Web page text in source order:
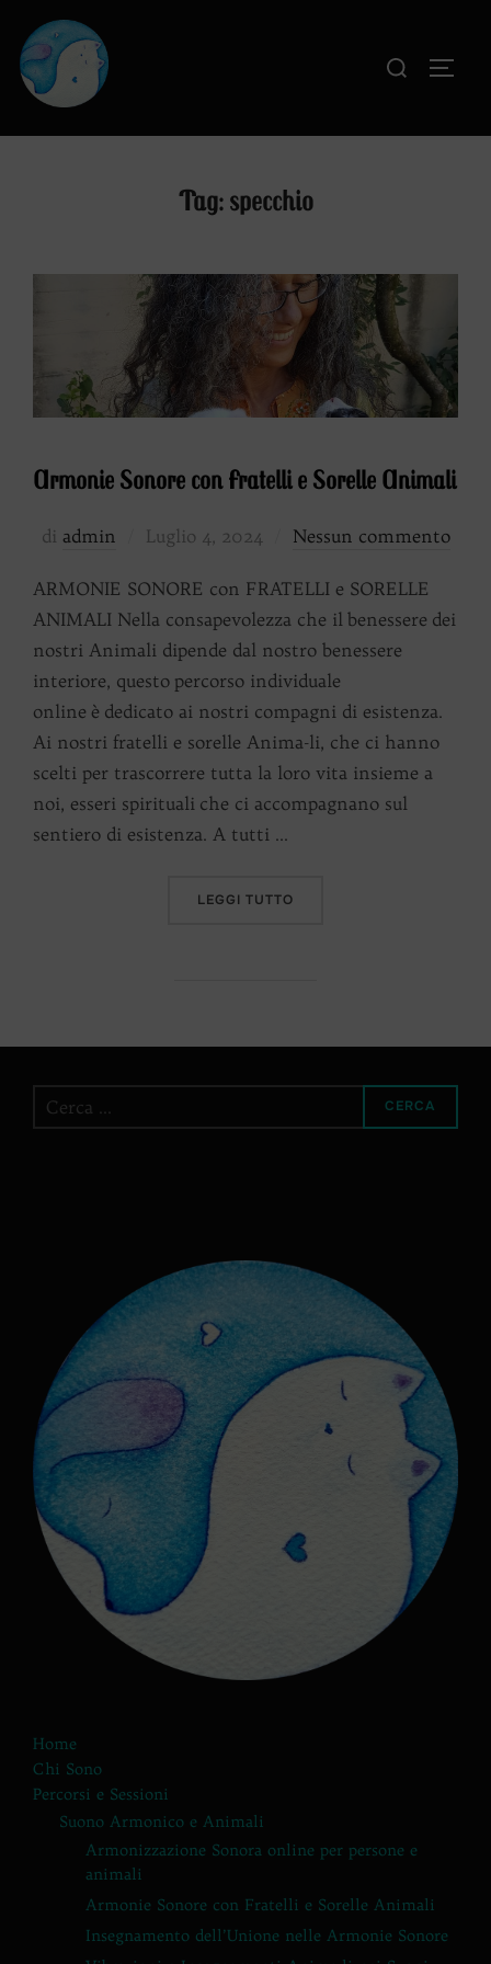
contenuto
Cerca
Tag: specchio
Armonie Sonore con Fratelli e Sorelle Animali
di admin
Pubblicato
Luglio 4, 2024 Nessun commento
ARMONIE SONORE con FRATELLI e SORELLE
ANIMALI Nella consapevolezza che il benessere dei
nostri Animali dipende dal nostro benessere
interiore, questo percorso individuale
online è dedicato ai nostri compagni di esistenza.
Ai nostri fratelli e sorelle Anima-li, che ci hanno
scelti per trascorrere tutta la loro vita insieme a
noi, esseri spirituali che ci accompagnano sul
sentiero di esistenza. A tutti …
LEGGI TUTTO
per:
CERCA
Home
Chi Sono
Percorsi e Sessioni
Suono Armonico e Animali
Armonizzazione Sonora online per persone e
animali
Armonie Sonore con Fratelli e Sorelle Animali
Insegnamento dell’Unione nelle Armonie Sonore